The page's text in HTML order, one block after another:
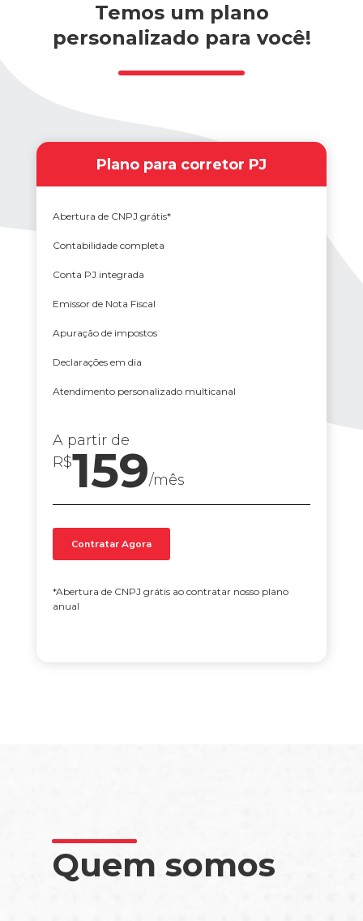
Temos um plano
personalizado para você!
Plano para corretor PJ
Abertura de CNPJ grátis*
Contabilidade completa
Conta PJ integrada
Emissor de Nota Fiscal
Apuração de impostos
Declarações em dia
Atendimento personalizado multicanal
A partir de
R$159/mês
Contratar Agora
*Abertura de CNPJ grátis ao contratar nosso plano
anual
Quem somos